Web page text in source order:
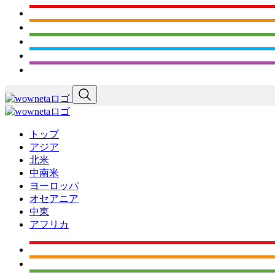
トップ
アジア
北米
中南米
ヨーロッパ
オセアニア
中東
アフリカ